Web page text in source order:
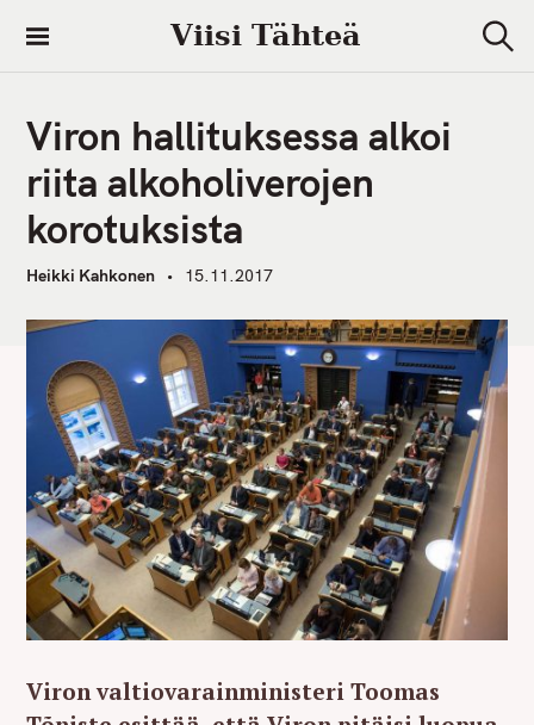
i
Viisi Tähteä
e
Viron hallituksessa alkoi
riita alkoholiverojen
korotuksista
Heikki Kahkonen 15.11.2017
Viron valtiovarainministeri Toomas